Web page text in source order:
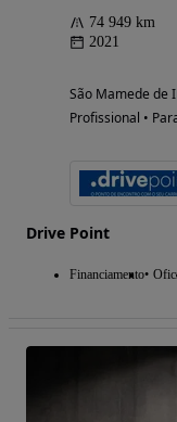
74 949 km
2021
São Mamede de
Profissional •
Drive Point
Financiamento